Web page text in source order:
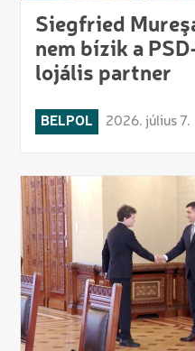
Siegfried
nem bízik a
lojális partner
BELPOL 2026. július 7.